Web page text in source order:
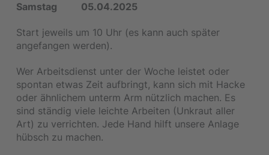
Samstag 05.04.2025
Start jeweils um 10 Uhr (es kann auch später
angefangen werden).
Wer Arbeitsdienst unter der Woche leistet oder
spontan etwas Zeit aufbringt, kann sich mit Hacke
oder ähnlichem unterm Arm nützlich machen. Es
sind ständig viele leichte Arbeiten (Unkraut aller
Art) zu verrichten. Jede Hand hilft unsere Anlage
hübsch zu machen.